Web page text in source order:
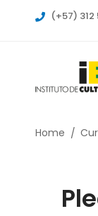
(+57) 312
Home